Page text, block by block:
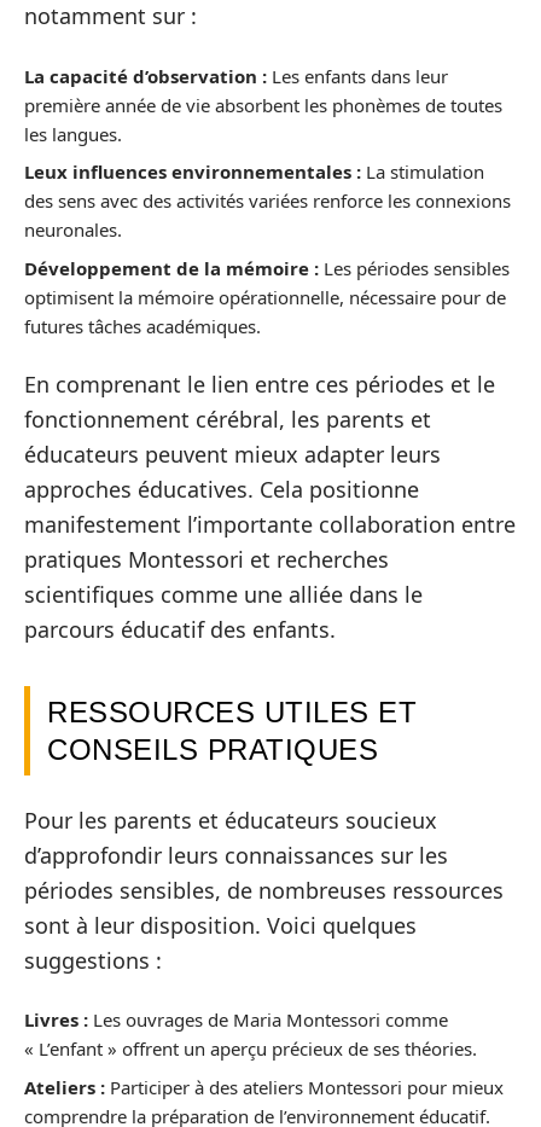
notamment sur :
La capacité d’observation : Les enfants dans leur
première année de vie absorbent les phonèmes de toutes
les langues.
Leux influences environnementales : La stimulation
des sens avec des activités variées renforce les connexions
neuronales.
Développement de la mémoire : Les périodes sensibles
optimisent la mémoire opérationnelle, nécessaire pour de
futures tâches académiques.
En comprenant le lien entre ces périodes et le
fonctionnement cérébral, les parents et
éducateurs peuvent mieux adapter leurs
approches éducatives. Cela positionne
manifestement l’importante collaboration entre
pratiques Montessori et recherches
scientifiques comme une alliée dans le
parcours éducatif des enfants.
RESSOURCES UTILES ET
CONSEILS PRATIQUES
Pour les parents et éducateurs soucieux
d’approfondir leurs connaissances sur les
périodes sensibles, de nombreuses ressources
sont à leur disposition. Voici quelques
suggestions :
Livres : Les ouvrages de Maria Montessori comme
« L’enfant » offrent un aperçu précieux de ses théories.
Ateliers : Participer à des ateliers Montessori pour mieux
comprendre la préparation de l’environnement éducatif.